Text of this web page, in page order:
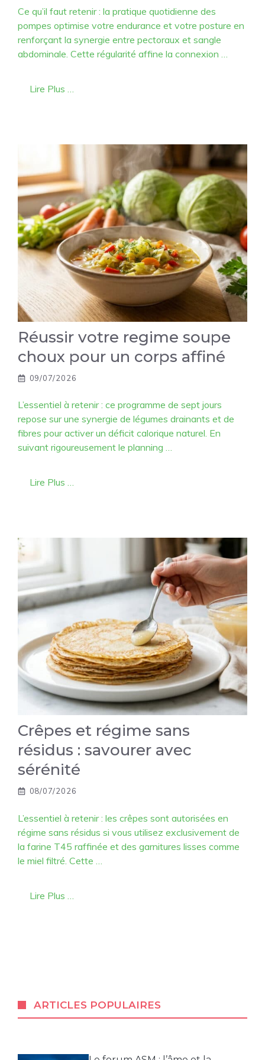
Ce qu’il faut retenir : la pratique quotidienne des
pompes optimise votre endurance et votre posture en
renforçant la synergie entre pectoraux et sangle
abdominale. Cette régularité affine la connexion …
Lire Plus …
Réussir votre regime soupe
choux pour un corps affiné
09/07/2026
L’essentiel à retenir : ce programme de sept jours
repose sur une synergie de légumes drainants et de
fibres pour activer un déficit calorique naturel. En
suivant rigoureusement le planning …
Lire Plus …
Crêpes et régime sans
résidus : savourer avec
sérénité
08/07/2026
L’essentiel à retenir : les crêpes sont autorisées en
régime sans résidus si vous utilisez exclusivement de
la farine T45 raffinée et des garnitures lisses comme
le miel filtré. Cette …
Lire Plus …
ARTICLES POPULAIRES